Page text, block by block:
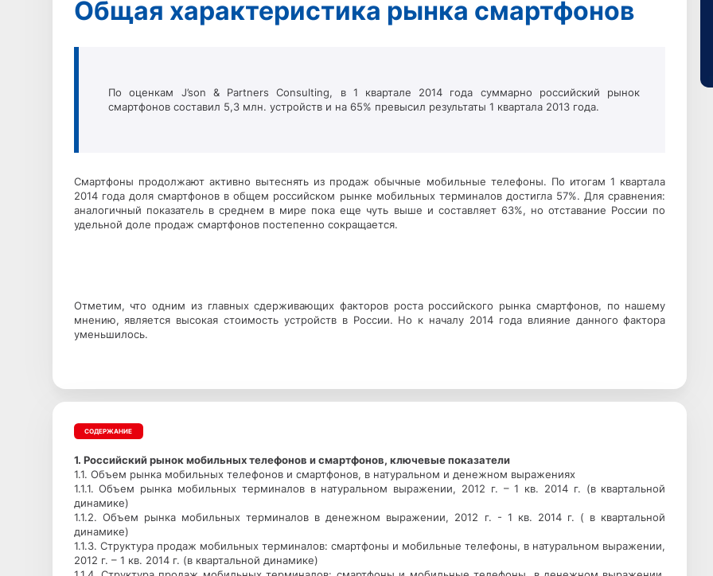
Общая характеристика рынка смартфонов
По оценкам J’son & Partners Consulting, в 1 квартале 2014 года суммарно российский рынок
смартфонов составил 5,3 млн. устройств и на 65% превысил результаты 1 квартала 2013 года.
Смартфоны продолжают активно вытеснять из продаж обычные мобильные телефоны. По итогам 1 квартала
2014 года доля смартфонов в общем российском рынке мобильных терминалов достигла 57%. Для сравнения:
аналогичный показатель в среднем в мире пока еще чуть выше и составляет 63%, но отставание России по
удельной доле продаж смартфонов постепенно сокращается.
Отметим, что одним из главных сдерживающих факторов роста российского рынка смартфонов, по нашему
мнению, является высокая стоимость устройств в России. Но к началу 2014 года влияние данного фактора
уменьшилось.
СОДЕРЖАНИЕ
1. Российский рынок мобильных телефонов и смартфонов, ключевые показатели
1.1. Объем рынка мобильных телефонов и смартфонов, в натуральном и денежном выражениях
1.1.1. Объем рынка мобильных терминалов в натуральном выражении, 2012 г. – 1 кв. 2014 г. (в квартальной
динамике)
1.1.2. Объем рынка мобильных терминалов в денежном выражении, 2012 г. - 1 кв. 2014 г. ( в квартальной
динамике)
1.1.3. Структура продаж мобильных терминалов: смартфоны и мобильные телефоны, в натуральном выражении,
2012 г. – 1 кв. 2014 г. (в квартальной динамике)